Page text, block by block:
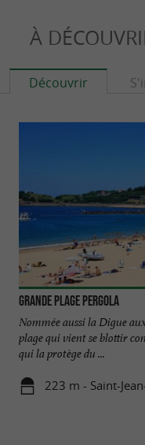
À
Découvrir
Grande Plage Pergola
Nommée aussi la Digue
plage qui vient se blottir
qui la protège du ...
223 m - Saint-